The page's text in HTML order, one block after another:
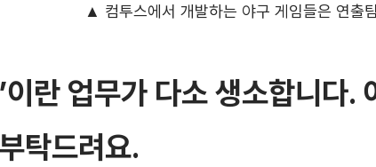
▲ 컴투스에서 개발하는 야구 게임들은 연출
이란 업무가 다소 생소합니다.
탁드려요.